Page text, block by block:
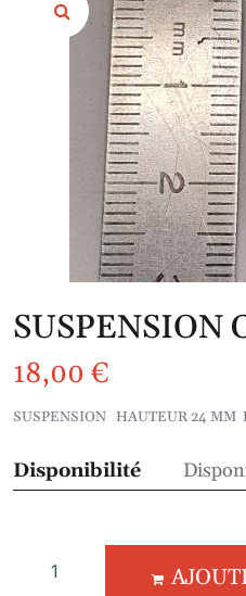
SUSPENSION
18,00 €
SUSPENSION HAUTEUR 24 MM
Disponibilité